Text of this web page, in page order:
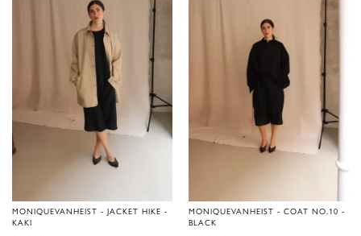
MONIQUEVANHEIST - JACKET HIKE -
KAKI
MONIQUEVANHEIST - COAT NO.10 -
BLACK